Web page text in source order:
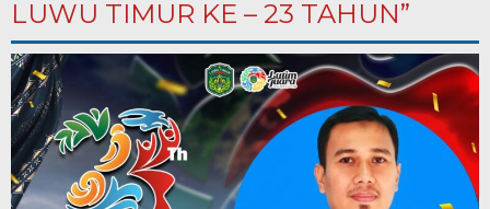
LUWU TIMUR KE – 23 TAHUN”